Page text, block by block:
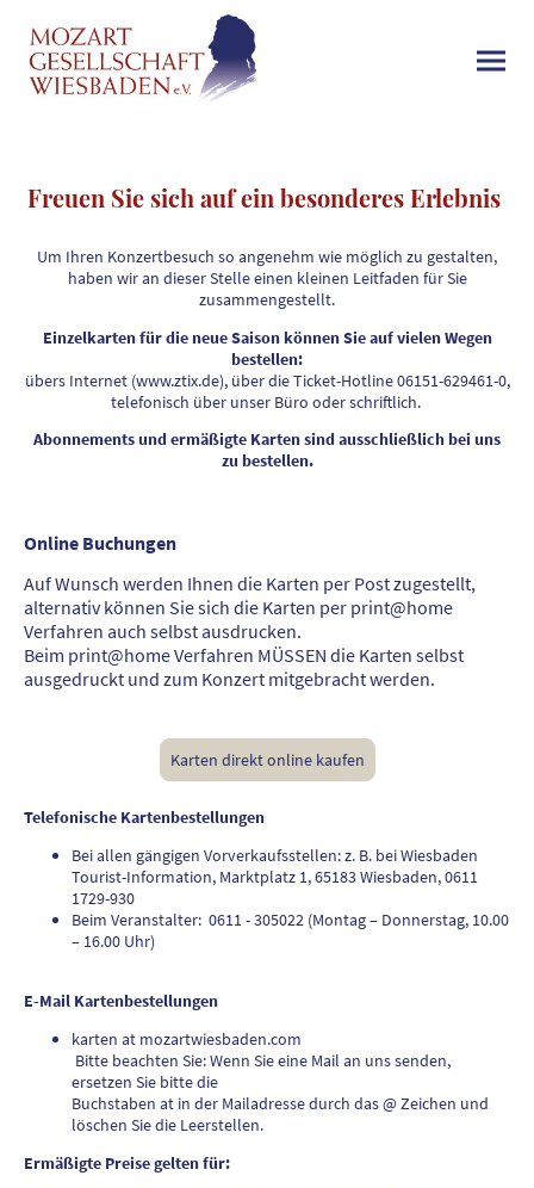
Freuen Sie sich auf ein besonderes Erlebnis
Um Ihren Konzertbesuch so angenehm wie möglich zu gestalten,
haben wir an dieser Stelle einen kleinen Leitfaden für Sie
zusammengestellt.
Einzelkarten für die neue Saison können Sie auf vielen Wegen
bestellen:
übers Internet (www.ztix.de), über die Ticket-Hotline 06151-629461-0,
telefonisch über unser Büro oder schriftlich.
Abonnements und ermäßigte Karten sind ausschließlich bei uns
zu bestellen.
Online Buchungen
Auf Wunsch werden Ihnen die Karten per Post zugestellt,
alternativ können Sie sich die Karten per print@home
Verfahren auch selbst ausdrucken.
Beim print@home Verfahren MÜSSEN die Karten selbst
ausgedruckt und zum Konzert mitgebracht werden.
Karten direkt online kaufen
Telefonische Kartenbestellungen
Bei allen gängigen Vorverkaufsstellen: z. B. bei Wiesbaden
Tourist-Information, Marktplatz 1, 65183 Wiesbaden, 0611
1729-930
Beim Veranstalter: 0611 - 305022 (Montag – Donnerstag, 10.00
– 16.00 Uhr)
E-Mail Kartenbestellungen
karten at mozartwiesbaden.com
Bitte beachten Sie: Wenn Sie eine Mail an uns senden,
ersetzen Sie bitte die
Buchstaben at in der Mailadresse durch das @ Zeichen und
löschen Sie die Leerstellen.
Ermäßigte Preise gelten für: